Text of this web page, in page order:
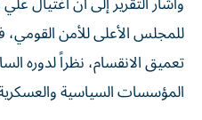
للمجلس الأعلى للأمن
تعميق الانقسام، نظراً لدوره
المؤسسات السياسية